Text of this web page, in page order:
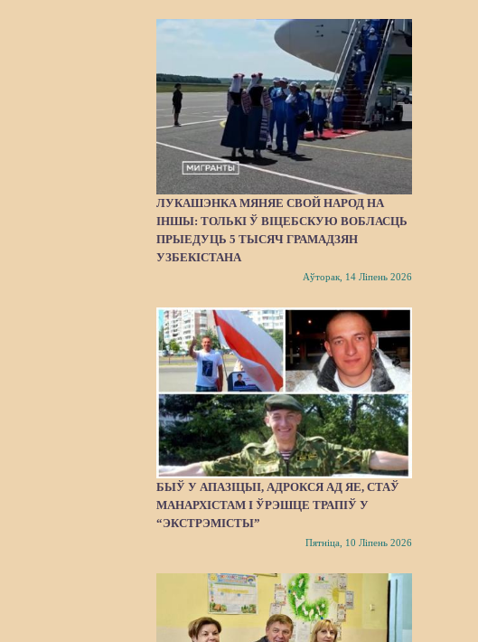
ЛУКАШЭНКА МЯНЯЕ СВОЙ НАРОД НА
ІНШЫ: ТОЛЬКІ Ў ВІЦЕБСКУЮ ВОБЛАСЦЬ
ПРЫЕДУЦЬ 5 ТЫСЯЧ ГРАМАДЗЯН
УЗБЕКІСТАНА
Аўторак, 14 Ліпень 2026
БЫЎ У АПАЗІЦЫІ, АДРОКСЯ АД ЯЕ, СТАЎ
МАНАРХІСТАМ І ЎРЭШЦЕ ТРАПІЎ У
“ЭКСТРЭМІСТЫ”
Пятніца, 10 Ліпень 2026